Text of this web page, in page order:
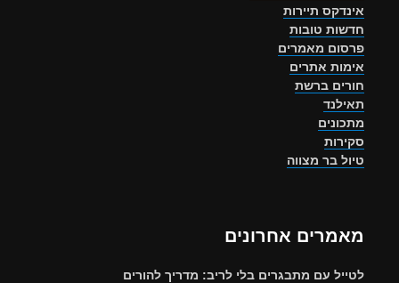
אינדקס תיירות
חדשות טובות
פרסום מאמרים
אימות אתרים
חורים ברשת
תאילנד
מתכונים
סקירות
טיול בר מצווה
מאמרים אחרונים
לטייל עם מתבגרים בלי לריב: מדריך להורים